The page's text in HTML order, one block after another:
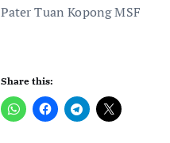
Pater Tuan Kopong MSF
Share this: